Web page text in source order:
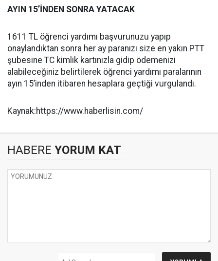
AYIN 15’İNDEN SONRA YATACAK
1611 TL öğrenci yardımı başvurunuzu yapıp
onaylandıktan sonra her ay paranızı size en yakın PTT
şubesine TC kimlik kartınızla gidip ödemenizi
alabileceğiniz belirtilerek öğrenci yardımı paralarının
ayın 15’inden itibaren hesaplara geçtiği vurgulandı.
Kaynak:https://www.haberlisin.com/
HABERE YORUM KAT